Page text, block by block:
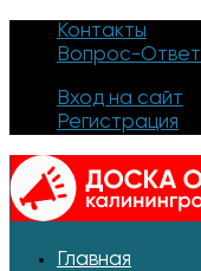
Контакты
Вопрос-Ответ
Вход на сайт
Регистрация
Главная